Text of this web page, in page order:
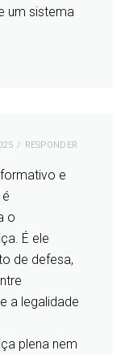
um sistema
RESPONDER
e
o
É ele
de defesa,
a legalidade
plena nem